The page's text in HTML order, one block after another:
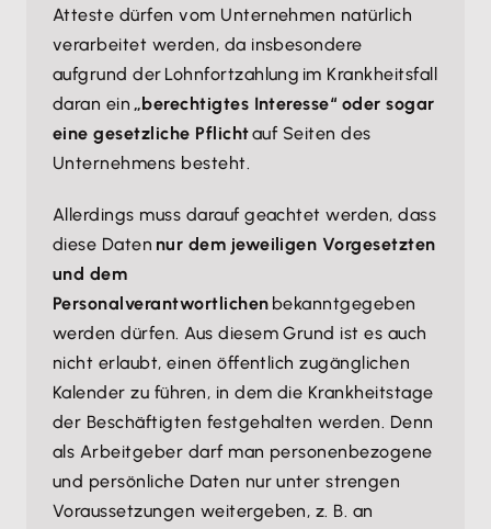
Atteste dürfen vom Unternehmen natürlich
verarbeitet werden, da insbesondere
aufgrund der Lohnfortzahlung im Krankheitsfall
daran ein „berechtigtes Interesse“ oder sogar
eine gesetzliche Pflichtauf Seiten des
Unternehmens besteht.
Allerdings muss darauf geachtet werden, dass
diese Daten nur dem jeweiligen Vorgesetzten
und dem
Personalverantwortlichen bekanntgegeben
werden dürfen. Aus diesem Grund ist es auch
nicht erlaubt, einen öffentlich zugänglichen
Kalender zu führen, in dem die Krankheitstage
der Beschäftigten festgehalten werden. Denn
als Arbeitgeber darf man personenbezogene
und persönliche Daten nur unter strengen
Voraussetzungen weitergeben, z. B. an